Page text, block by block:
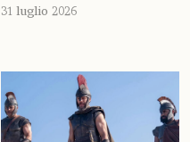
31 luglio 2026